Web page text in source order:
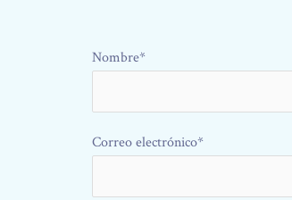
Nombre*
Correo electrónico*